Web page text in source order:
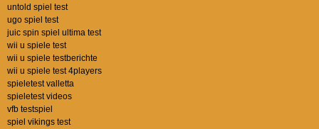
untold spiel test
ugo spiel test
juic spin spiel ultima test
wii u spiele test
wii u spiele testberichte
wii u spiele test 4players
spieletest valletta
spieletest videos
vfb testspiel
spiel vikings test